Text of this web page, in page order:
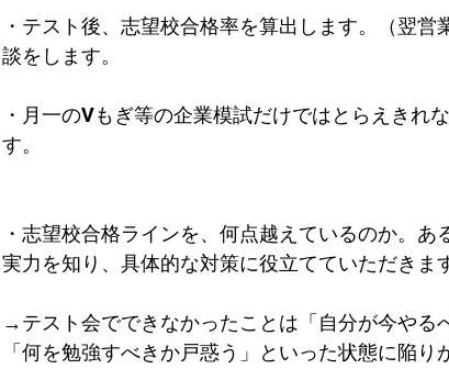
・テスト後、志望校合格率を算出します。（翌
談をします。
・月一のVもぎ等の企業模試だけではとらえきれ
す。
・志望校合格ラインを、何点越えているのか。
実力を知り、具体的な対策に役立てていただきま
→テスト会でできなかったことは「自分が今やる
「何を勉強すべきか戸惑う」といった状態に陥